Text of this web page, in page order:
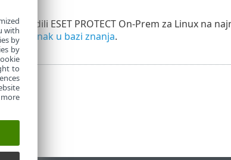
ESET PROTECT On-Prem za Linux na
ili članak u bazi znanja.
with
by
by
to